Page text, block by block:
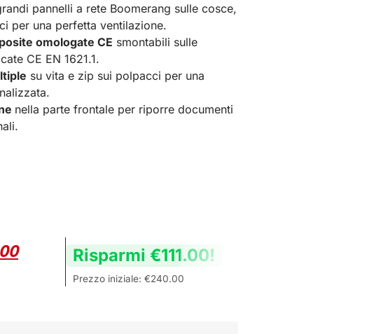
pannelli a rete Boomerang sulle cosce,
per una perfetta ventilazione.
omologate CE smontabili sulle
CE EN 1621.1.
su vita e zip sui polpacci per una
nella parte frontale per riporre documenti
Risparmi €111.00!
Prezzo iniziale: €240.00